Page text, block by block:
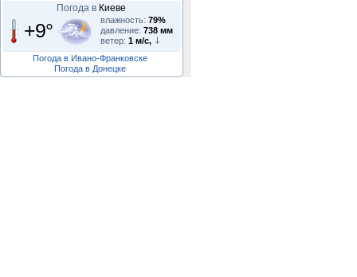
Погода в Киеве
+9° влажность: 79%
давление: 738 мм
ветер: 1 м/с,
Погода в Ивано-Франковске
Погода в Донецке